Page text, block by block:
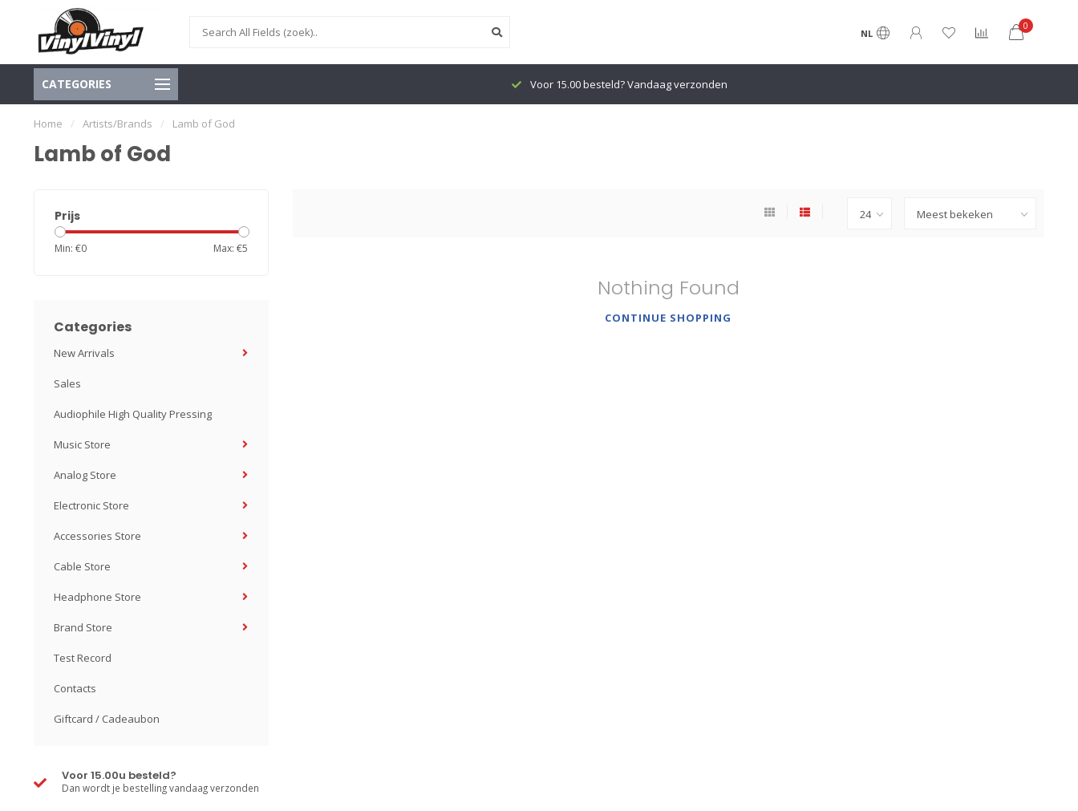
NL
0
CATEGORIES Voor 15.00 besteld? Vandaag verzonden
Home / Artists/Brands / Lamb of God
Lamb of God
Prijs
Min: €0 Max: €5
Categories
New Arrivals
Sales
Audiophile High Quality Pressing
Music Store
Analog Store
Electronic Store
Accessories Store
Cable Store
Headphone Store
Brand Store
Test Record
Contacts
Giftcard / Cadeaubon
Voor 15.00u besteld?
Dan wordt je bestelling vandaag verzonden
Nothing Found
CONTINUE SHOPPING